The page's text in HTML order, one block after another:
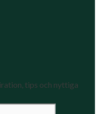
tips och nyttiga